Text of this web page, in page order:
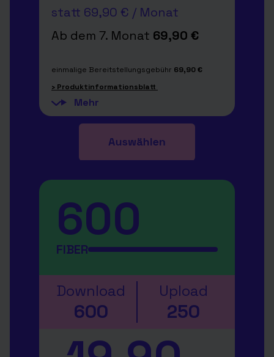
statt 69,90 € / Monat
Ab dem 7. Monat 69,90 €
einmalige Bereitstellungsgebühr 69,90 €
› Produktinformationsblatt
600
FIBER
Download
600
Upload
250